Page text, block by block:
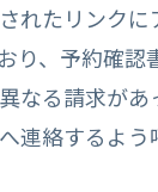
れたリンクに
り、予約確認
なる請求があ
連絡するよう